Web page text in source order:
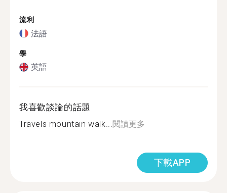
流利
法語
學
英語
我喜歡談論的話題
Travels mountain walk...閱讀更多
下載APP